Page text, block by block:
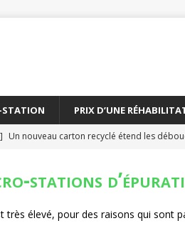
STATION PRIX D’UNE
Un nouveau carton recyclé étend les
RecyClass franchit le cap des 500 essais de
ACTUALITÉS DES ENTREPRISES
stations
très élevé, pour des raisons qui sont